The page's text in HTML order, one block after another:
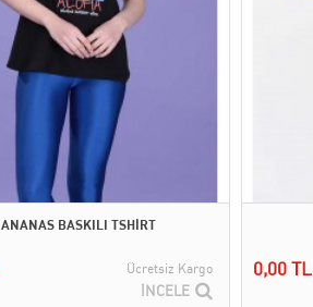
ANANAS BASKILI TSHİRT
Ücretsiz Kargo
İNCELE
0,00 TL